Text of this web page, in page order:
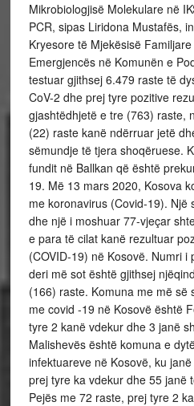
Mikrobiologjisë Molekulare në
PCR, sipas Liridona Mustafës,
Kryesore të Mjekësisë
Emergjencës në Komunën e
testuar gjithsej 6.479 raste të
CoV-2 dhe prej tyre pozitive
gjashtëdhjetë e tre (763) raste,
(22) raste kanë ndërruar jetë
sëmundje të tjera shoqëruese.
fundit në Ballkan që është
19. Më 13 mars 2020, Kosova
me koronavirus (Covid-19). Një
dhe një i moshuar 77-vjeçar
e para të cilat kanë rezultuar
(COVID-19) në Kosovë. Numri
deri më sot është gjithsej
(166) raste. Komuna me më së
me covid -19 në Kosovë është
tyre 2 kanë vdekur dhe 3 janë
Malishevës është komuna e
infektuareve në Kosovë, ku
prej tyre ka vdekur dhe 55 janë
Pejës me 72 raste, prej tyre 2